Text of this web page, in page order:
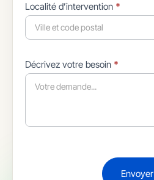
Localité d’intervention *
Décrivez votre besoin *
Envoyer